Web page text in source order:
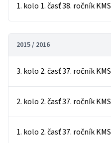
1. kolo 1. časť 38. ročník KMS
2015 / 2016
3. kolo 2. časť 37. ročník KMS
2. kolo 2. časť 37. ročník KMS
1. kolo 2. časť 37. ročník KMS